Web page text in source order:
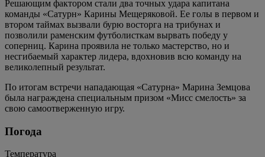
Решающим фактором стали два точных удара капитана
команды «Сатурн» Карины Мещеряковой. Ее голы в первом и
втором таймах вызвали бурю восторга на трибунах и
позволили раменским футболисткам вырвать победу у
соперниц. Карина проявила не только мастерство, но и
несгибаемый характер лидера, вдохновив всю команду на
великолепный результат.
По итогам встречи нападающая «Сатурна» Марина Земцова
была награждена специальным призом «Мисс смелость» за
свою самоотверженную игру.
Погода
Температура